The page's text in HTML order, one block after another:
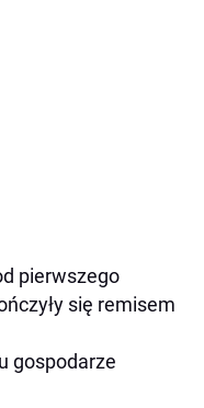
pierwszego
się remisem
gospodarze